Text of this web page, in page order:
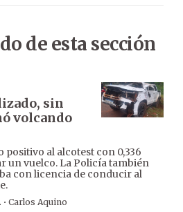
de esta sección
sin
volcando
positivo al alcotest con 0,336
un vuelco. La Policía también
con licencia de conducir al
· Carlos Aquino